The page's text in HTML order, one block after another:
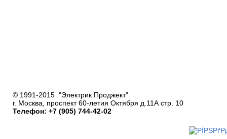
© 1991-2015 "Электрик Проджект"
г. Москва, проспект 60-летия Октября д.11А стр. 10
Телефон: +7 (905) 744-42-02